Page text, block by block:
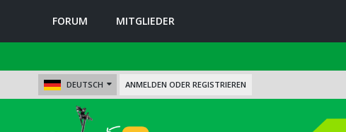
FORUM MITGLIEDER
DEUTSCH ANMELDEN ODER REGISTRIEREN